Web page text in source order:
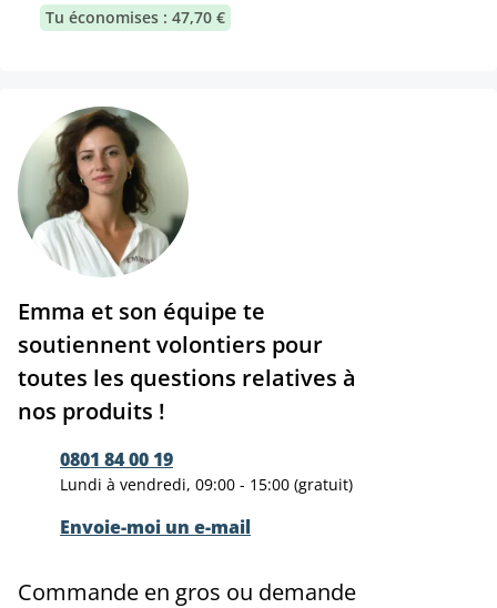
Tu économises : 47,70 €
Emma et son équipe te
soutiennent volontiers pour
toutes les questions relatives à
nos produits !
0801 84 00 19
Lundi à vendredi, 09:00 - 15:00 (gratuit)
Envoie-moi un e-mail
Commande en gros ou demande